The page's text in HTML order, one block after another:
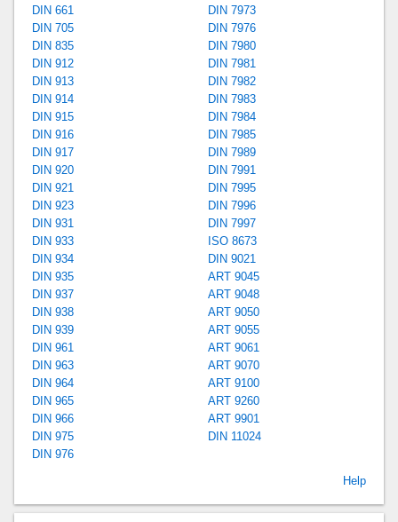
DIN 661
DIN 705
DIN 835
DIN 912
DIN 913
DIN 914
DIN 915
DIN 916
DIN 917
DIN 920
DIN 921
DIN 923
DIN 931
DIN 933
DIN 934
DIN 935
DIN 937
DIN 938
DIN 939
DIN 961
DIN 963
DIN 964
DIN 965
DIN 966
DIN 975
DIN 976
DIN 7973
DIN 7976
DIN 7980
DIN 7981
DIN 7982
DIN 7983
DIN 7984
DIN 7985
DIN 7989
DIN 7991
DIN 7995
DIN 7996
DIN 7997
ISO 8673
DIN 9021
ART 9045
ART 9048
ART 9050
ART 9055
ART 9061
ART 9070
ART 9100
ART 9260
ART 9901
DIN 11024
Help